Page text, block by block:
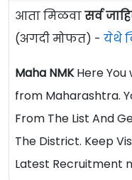
आता मिळवासर्व
(अगदी मोफत) - येथे
Maha NMKHere You
from Maharashtra.
From The List And
The District. Keep
Latest Recruitment